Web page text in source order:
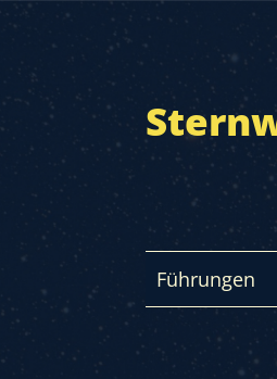
Führungen